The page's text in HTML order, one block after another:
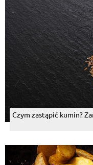
Czym zastąpić kumin?